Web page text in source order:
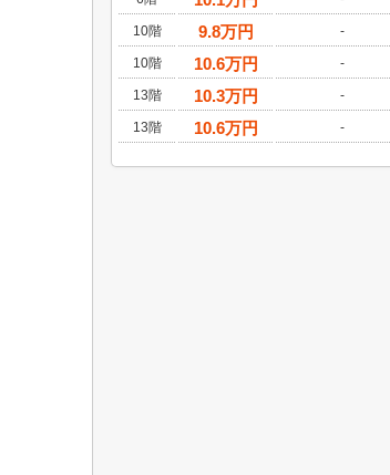
10階
9.8万円 -
10階
10.6万円 -
13階
10.3万円 -
13階
10.6万円 -